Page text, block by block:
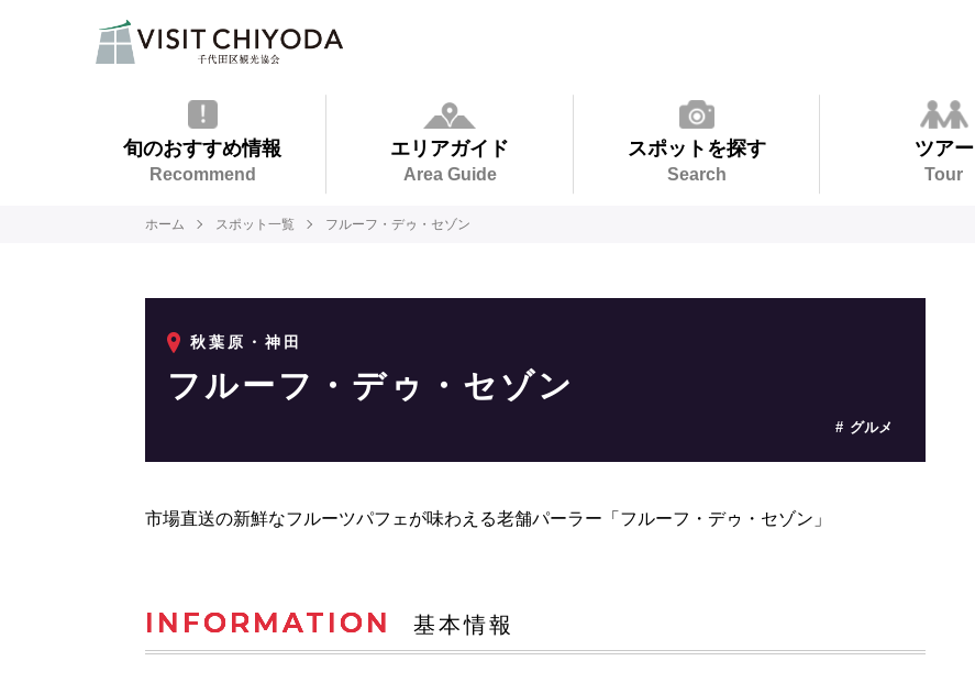
旬のおすすめ情報
Recommend
エリアガイド
Area Guide
スポットを探す
Search
ツアー
Tour
ホーム スポット一覧 フルーフ・デゥ・セゾン
秋葉原・神田
フルーフ・デゥ・セゾン
グルメ
市場直送の新鮮なフルーツパフェが味わえる老舗パーラー「フルーフ・デゥ・セゾン」
INFORMATION 基本情報